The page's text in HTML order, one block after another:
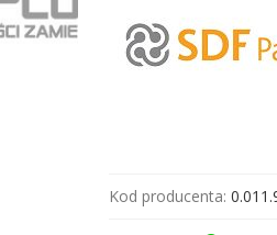
Kod producenta: